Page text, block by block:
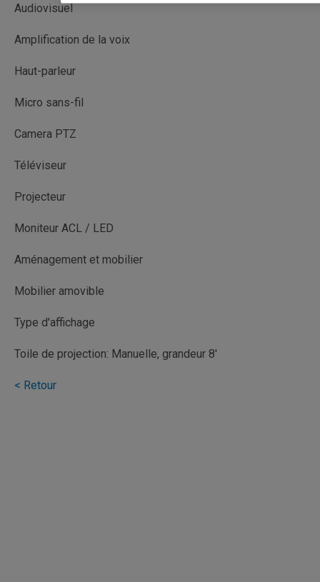
Audiovisuel
Amplification de la voix
Haut-parleur
Micro sans-fil
Camera PTZ
Téléviseur
Projecteur
Moniteur ACL / LED
Aménagement et mobilier
Mobilier amovible
Type d'affichage
Toile de projection: Manuelle, grandeur 8'
< Retour